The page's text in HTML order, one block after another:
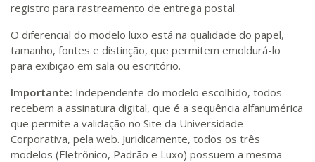
registro para rastreamento de entrega postal.
O diferencial do modelo luxo está na qualidade do papel,
tamanho, fontes e distinção, que permitem emoldurá-lo
para exibição em sala ou escritório.
Importante: Independente do modelo escolhido, todos
recebem a assinatura digital, que é a sequência alfanumérica
que permite a validação no Site da Universidade
Corporativa, pela web. Juridicamente, todos os três
modelos (Eletrônico, Padrão e Luxo) possuem a mesma